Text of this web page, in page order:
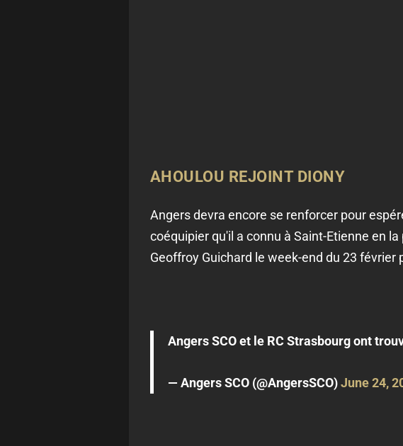
AHOULOU REJOINT DIONY
Angers devra encore se renforcer pour
coéquipier qu'il a connu à Saint-Etienne en
Geoffroy Guichard le week-end du 23 février
Angers SCO et le RC Strasbourg ont
— Angers SCO (@AngersSCO)June 24,